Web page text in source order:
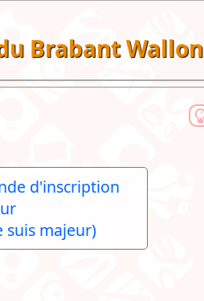
Brabant Wallon
d'inscription
suis majeur)